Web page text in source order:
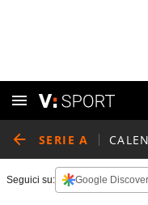
SERIE A
Seguici su: Google Discover